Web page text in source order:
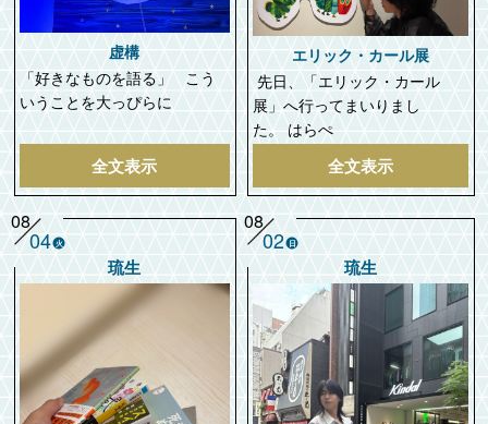
虚構
「好きなものを語る」 こう
いうことを大っぴらに
全文表示
エリック・カール展
先日、「エリック・カール
展」へ行ってまいりまし
た。 はらぺ
全文表示
琉生
08
04 火
琉生
08
02 日